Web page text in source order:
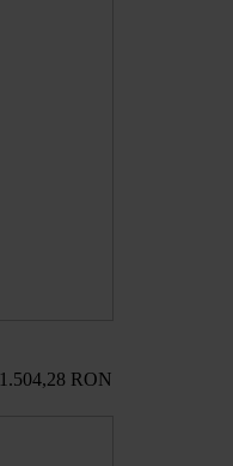
1.504,28 RON